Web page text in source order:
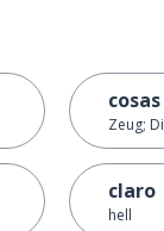
cosas
Zeug;
claro
hell